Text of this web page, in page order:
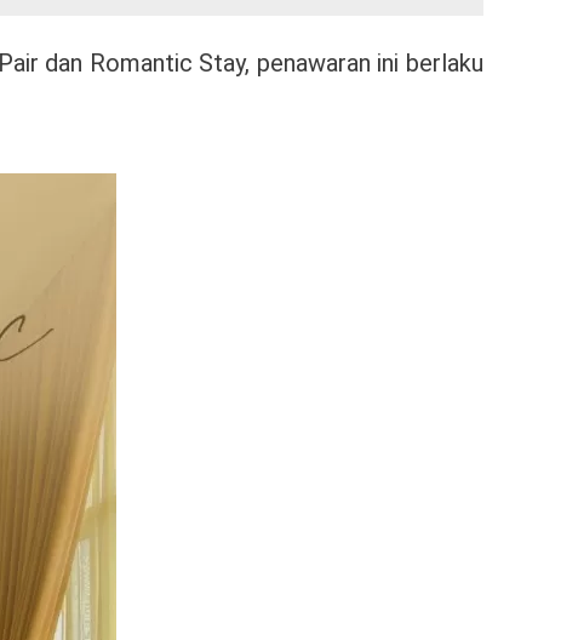
dan Romantic Stay, penawaran ini berlaku